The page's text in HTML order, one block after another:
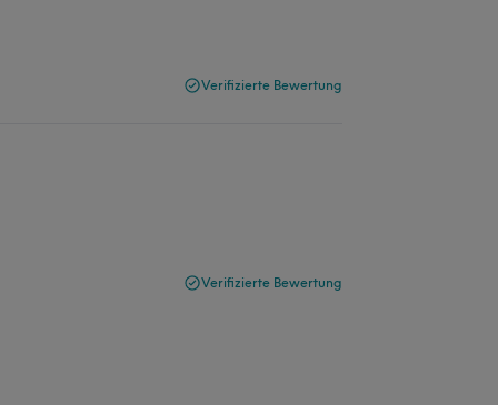
Verifizierte Bewertung
Verifizierte Bewertung